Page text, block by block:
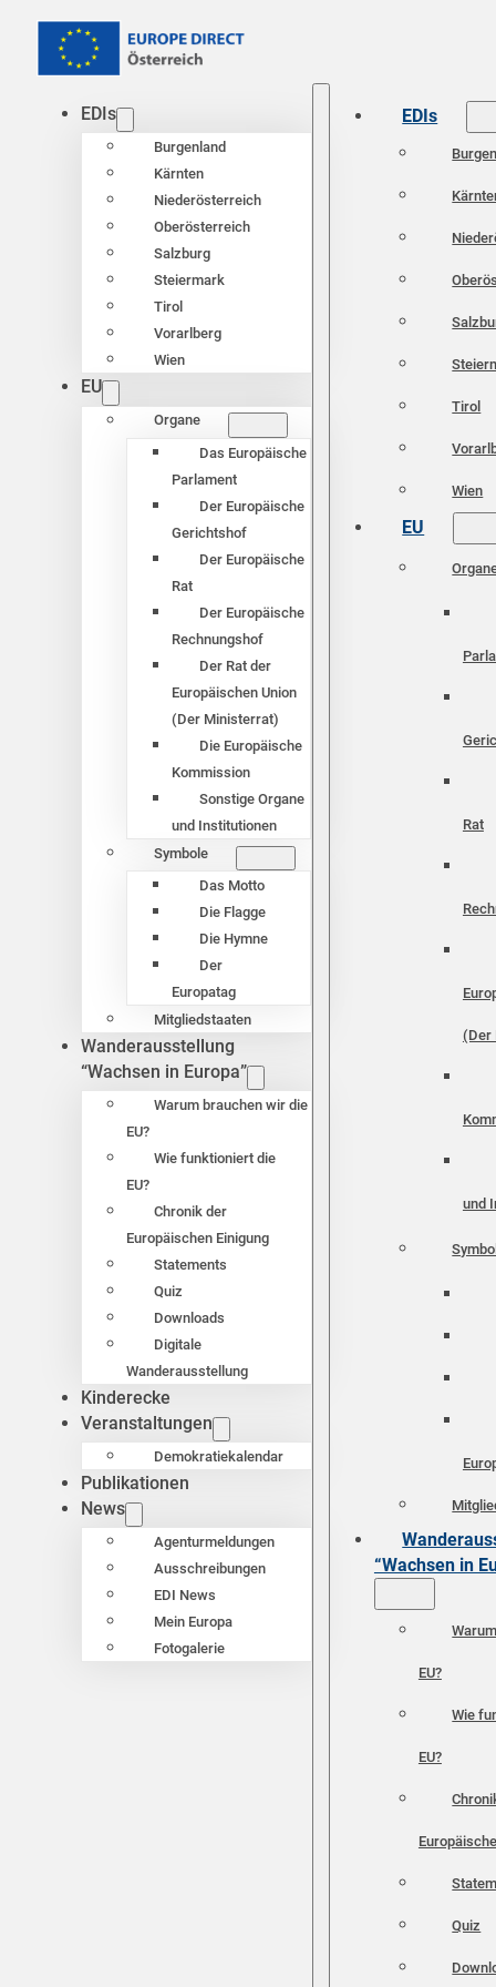
EDIs
Burgenland
Kärnten
Niederösterreich
Oberösterreich
Salzburg
Steiermark
Tirol
Vorarlberg
Wien
EU
Organe
Das Europäische
Parlament
Der Europäische
Gerichtshof
Der Europäische
Rat
Der Europäische
Rechnungshof
Der Rat der
Europäischen Union
(Der Ministerrat)
Die Europäische
Kommission
Sonstige Organe
und Institutionen
Symbole
Das Motto
Die Flagge
Die Hymne
Der
Europatag
Mitgliedstaaten
Wanderausstellung
“Wachsen in Europa”
Warum brauchen wir die
EU?
Wie funktioniert die
EU?
Chronik der
Europäischen Einigung
Statements
Quiz
Downloads
Digitale
Wanderausstellung
Kinderecke
Veranstaltungen
Demokratiekalendar
Publikationen
News
Agenturmeldungen
Ausschreibungen
EDI News
Mein Europa
Fotogalerie
EDIs
Tirol
Wien
EU
Rat
(Der
und
“Wachsen in
EU?
Wie
EU?
Quiz